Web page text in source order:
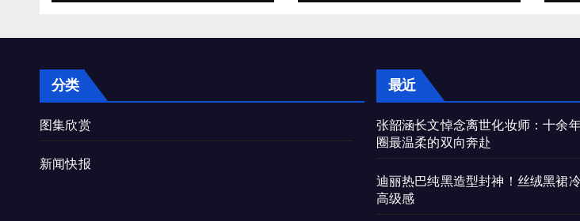
分类
图集欣赏
新闻快报
最近
张韶涵长文悼念离世化妆师：十余
圈最温柔的双向奔赴
迪丽热巴纯黑造型封神！丝绒黑裙
高级感